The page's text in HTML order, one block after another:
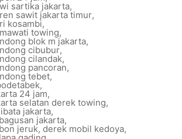
sartika jakarta,
sawit jakarta timur,
kosambi,
towing,
blok m jakarta,
cibubur,
cilandak,
pancoran,
tebet,
,
24 jam,
selatan derek towing,
jakarta,
jakarta,
jeruk, derek mobil kedoya,